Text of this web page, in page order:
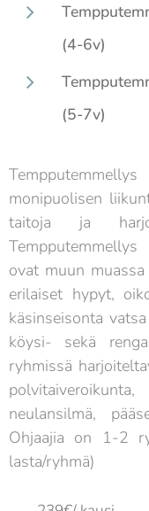
(4-6v)
(5-7v)
monipuolisen
taitoja ja
ovat muun
erilaiset hypyt,
käsinseisonta
köysi- sekä
ryhmissä
neulansilmä,
Ohjaajia on 1-2
lasta/ryhmä)